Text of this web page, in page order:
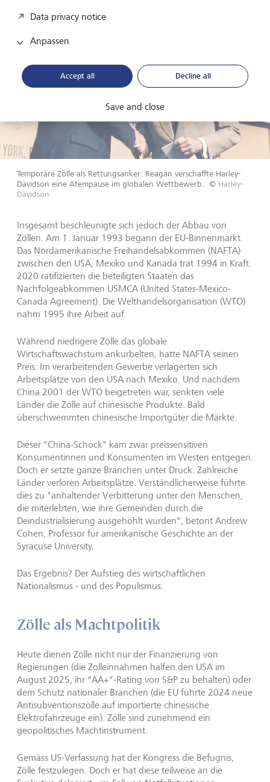
Temporäre Zölle als Rettungsanker: Reagan verschaffte Harley-
Davidson eine Atempause im globalen Wettbewerb.
© Harley-
Davidson
Insgesamt beschleunigte sich jedoch der Abbau von
Zöllen. Am 1. Januar 1993 begann der EU-Binnenmarkt.
Das Nordamerikanische Freihandelsabkommen (NAFTA)
zwischen den USA, Mexiko und Kanada trat 1994 in Kraft.
2020 ratifizierten die beteiligten Staaten das
Nachfolgeabkommen USMCA (United States-Mexico-
Canada Agreement). Die Welthandelsorganisation (WTO)
nahm 1995 ihre Arbeit auf.
Während niedrigere Zölle das globale
Wirtschaftswachstum ankurbelten, hatte NAFTA seinen
Preis: Im verarbeitenden Gewerbe verlagerten sich
Arbeitsplätze von den USA nach Mexiko. Und nachdem
China 2001 der WTO beigetreten war, senkten viele
Länder die Zölle auf chinesische Produkte. Bald
überschwemmten chinesische Importgüter die Märkte.
Dieser "China-Schock" kam zwar preissensitiven
Konsumentinnen und Konsumenten im Westen entgegen.
Doch er setzte ganze Branchen unter Druck. Zahlreiche
Länder verloren Arbeitsplätze. Verständlicherweise führte
dies zu "anhaltender Verbitterung unter den Menschen,
die miterlebten, wie ihre Gemeinden durch die
Deindustrialisierung ausgehöhlt wurden", betont Andrew
Cohen, Professor für amerikanische Geschichte an der
Syracuse University.
Das Ergebnis? Der Aufstieg des wirtschaftlichen
Nationalismus - und des Populismus.
Zölle als Machtpolitik
Heute dienen Zölle nicht nur der Finanzierung von
Regierungen (die Zolleinnahmen halfen den USA im
August 2025, ihr "AA+"-Rating von S&P zu behalten) oder
dem Schutz nationaler Branchen (die EU führte 2024 neue
Antisubventionszölle auf importierte chinesische
Elektrofahrzeuge ein). Zölle sind zunehmend ein
geopolitisches Machtinstrument.
Gemäss US-Verfassung hat der Kongress die Befugnis,
Zölle festzulegen. Doch er hat diese teilweise an die
Data privacy notice
Anpassen
Accept all Decline all
Save and close